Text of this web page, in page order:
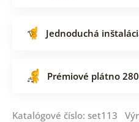
Jednoduchá
Prémiové plátno
Katalógové číslo: set113